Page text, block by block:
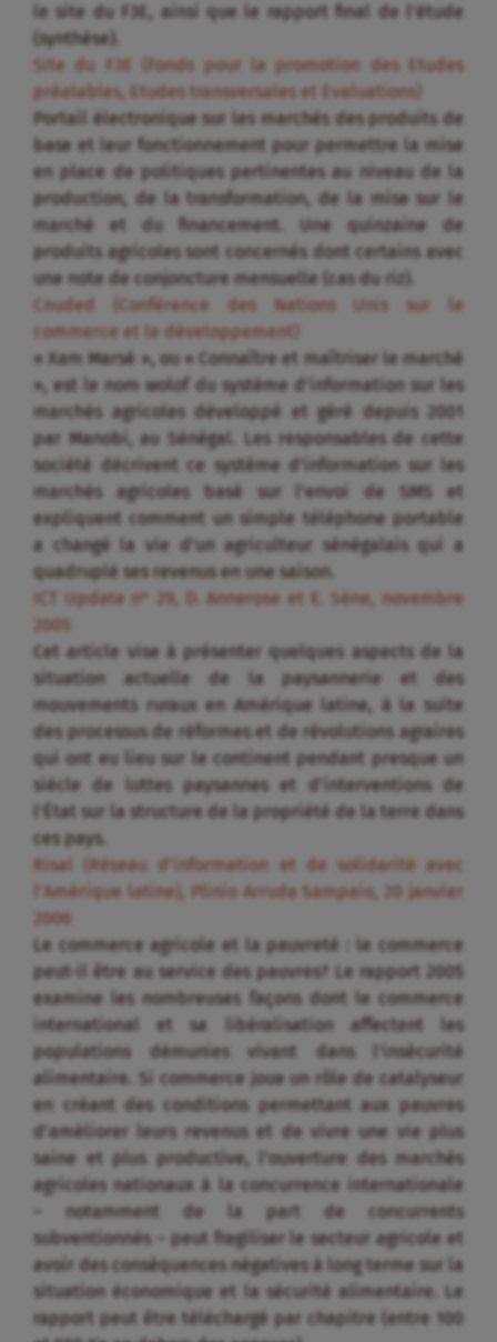
le site du F3E, ainsi que le rapport final de l’étude
(synthèse).
Site du F3E (Fonds pour la promotion des Etudes
préalables, Etudes transversales et Evaluations)
Portail électronique sur les marchés des produits de
base et leur fonctionnement pour permettre la mise
en place de politiques pertinentes au niveau de la
production, de la transformation, de la mise sur le
marché et du financement. Une quinzaine de
produits agricoles sont concernés dont certains avec
une note de conjoncture mensuelle (cas du riz).
Cnuded (Conférence des Nations Unis sur le
commerce et le développement)
« Xam Marsé », ou « Connaître et maîtriser le marché
», est le nom wolof du système d’information sur les
marchés agricoles développé et géré depuis 2001
par Manobi, au Sénégal. Les responsables de cette
société décrivent ce système d’information sur les
marchés agricoles basé sur l’envoi de SMS et
expliquent comment un simple téléphone portable
a changé la vie d’un agriculteur sénégalais qui a
quadruplé ses revenus en une saison.
ICT Update n° 29, D. Annerose et E. Sène, novembre
2005
Cet article vise à présenter quelques aspects de la
situation actuelle de la paysannerie et des
mouvements ruraux en Amérique latine, à la suite
des processus de réformes et de révolutions agraires
qui ont eu lieu sur le continent pendant presque un
siècle de luttes paysannes et d’interventions de
l’État sur la structure de la propriété de la terre dans
ces pays.
Risal (Réseau d’information et de solidarité avec
l’Amérique latine), Plinio Arruda Sampaio, 20 janvier
2006
Le commerce agricole et la pauvreté : le commerce
peut-il être au service des pauvres? Le rapport 2005
examine les nombreuses façons dont le commerce
international et sa libéralisation affectent les
populations démunies vivant dans l’insécurité
alimentaire. Si commerce joue un rôle de catalyseur
en créant des conditions permettant aux pauvres
d’améliorer leurs revenus et de vivre une vie plus
saine et plus productive, l’ouverture des marchés
agricoles nationaux à la concurrence internationale
– notamment de la part de concurrents
subventionnés – peut fragiliser le secteur agricole et
avoir des conséquences négatives à long terme sur la
situation économique et la sécurité alimentaire. Le
rapport peut être téléchargé par chapitre (entre 100